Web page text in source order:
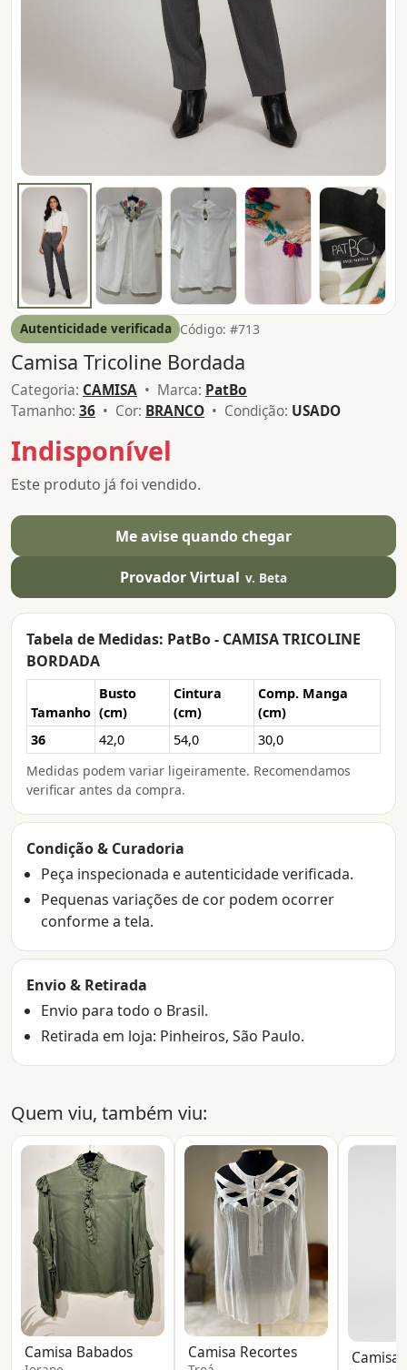
Autenticidade verificada Código: #713
Camisa Tricoline Bordada
Categoria: CAMISA • Marca: PatBo
Tamanho: 36 • Cor: BRANCO • Condição: USADO
Indisponível
Este produto já foi vendido.
Me avise quando chegar
Provador Virtual v. Beta
Tabela de Medidas: PatBo - CAMISA TRICOLINE
BORDADA
Tamanho
Busto
(cm)
Cintura
(cm)
Comp. Manga
(cm)
36
42,0 54,0
30,0
Medidas podem variar ligeiramente. Recomendamos
verificar antes da compra.
Condição & Curadoria
Peça inspecionada e autenticidade verificada.
Pequenas variações de cor podem ocorrer
conforme a tela.
Envio & Retirada
Envio para todo o Brasil.
Retirada em loja: Pinheiros, São Paulo.
Quem viu, também viu:
Camisa Babados Camisa Recortes